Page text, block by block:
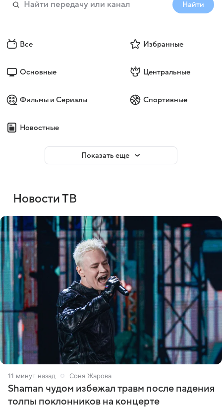
Найти
Все Избранные
Основные Центральные
Фильмы и Сериалы Спортивные
Новостные
Показать еще
Новости ТВ
11 минут назад Соня Жарова
Shaman чудом избежал травм после падения
толпы поклонников на концерте